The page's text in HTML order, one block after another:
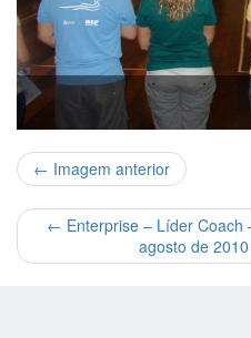
← Imagem anterior
← Enterprise – Líder
agosto de